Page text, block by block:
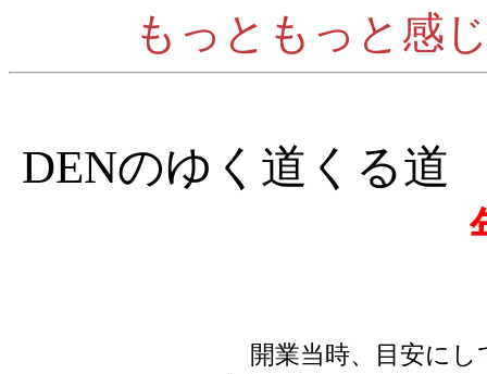
もっともっと感
DENのゆく道くる道
開業当時、目安にし